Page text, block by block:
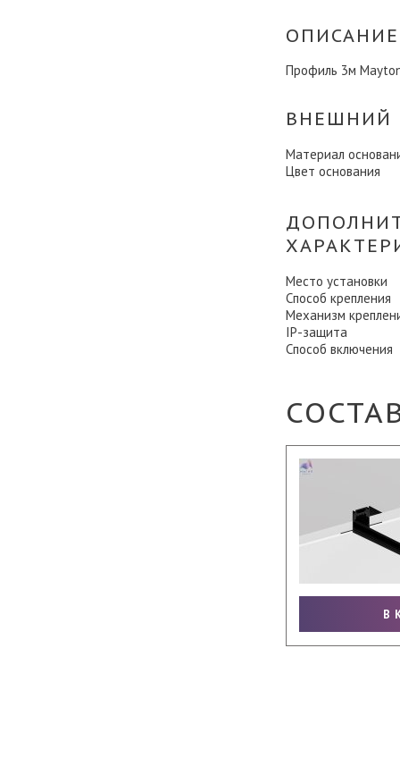
Профиль 3м
ВНЕШНИЙ
Материал
Цвет основания
Место установки
Способ крепления
Механизм
IP-защита
Способ включения